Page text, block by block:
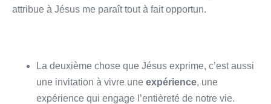
attribue à Jésus me paraît tout à fait opportun.
La deuxième chose que Jésus exprime, c’est aussi
une invitation à vivre une expérience, une
expérience qui engage l’entièreté de notre vie.